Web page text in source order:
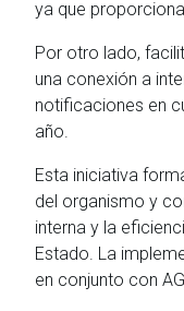
ya que
Por otro lado,
una conexión a
notificaciones en
año.
Esta iniciativa
del organismo y
interna y la
Estado. La
en conjunto con